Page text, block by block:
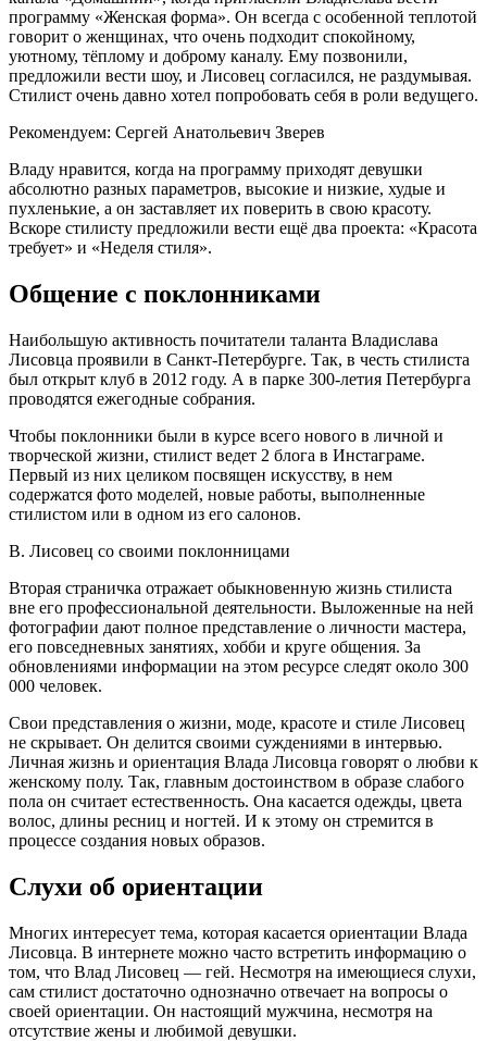
программу «Женская форма». Он всегда с особенной теплотой
говорит о женщинах, что очень подходит спокойному,
уютному, тёплому и доброму каналу. Ему позвонили,
предложили вести шоу, и Лисовец согласился, не раздумывая.
Стилист очень давно хотел попробовать себя в роли ведущего.
Рекомендуем: Сергей Анатольевич Зверев
Владу нравится, когда на программу приходят девушки
абсолютно разных параметров, высокие и низкие, худые и
пухленькие, а он заставляет их поверить в свою красоту.
Вскоре стилисту предложили вести ещё два проекта: «Красота
требует» и «Неделя стиля».
Общение с поклонниками
Наибольшую активность почитатели таланта Владислава
Лисовца проявили в Санкт-Петербурге. Так, в честь стилиста
был открыт клуб в 2012 году. А в парке 300-летия Петербурга
проводятся ежегодные собрания.
Чтобы поклонники были в курсе всего нового в личной и
творческой жизни, стилист ведет 2 блога в Инстаграме.
Первый из них целиком посвящен искусству, в нем
содержатся фото моделей, новые работы, выполненные
стилистом или в одном из его салонов.
В. Лисовец со своими поклонницами
Вторая страничка отражает обыкновенную жизнь стилиста
вне его профессиональной деятельности. Выложенные на ней
фотографии дают полное представление о личности мастера,
его повседневных занятиях, хобби и круге общения. За
обновлениями информации на этом ресурсе следят около 300
000 человек.
Свои представления о жизни, моде, красоте и стиле Лисовец
не скрывает. Он делится своими суждениями в интервью.
Личная жизнь и ориентация Влада Лисовца говорят о любви к
женскому полу. Так, главным достоинством в образе слабого
пола он считает естественность. Она касается одежды, цвета
волос, длины ресниц и ногтей. И к этому он стремится в
процессе создания новых образов.
Слухи об ориентации
Многих интересует тема, которая касается ориентации Влада
Лисовца. В интернете можно часто встретить информацию о
том, что Влад Лисовец — гей. Несмотря на имеющиеся слухи,
сам стилист достаточно однозначно отвечает на вопросы о
своей ориентации. Он настоящий мужчина, несмотря на
отсутствие жены и любимой девушки.